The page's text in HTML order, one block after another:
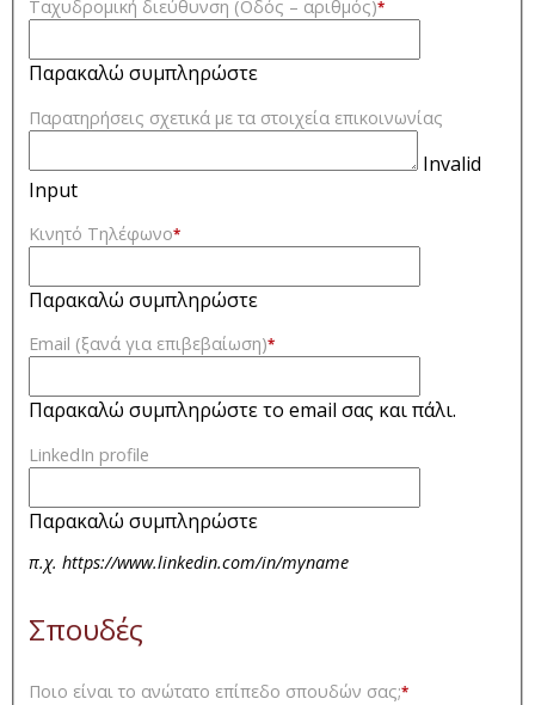
Ταχυδρομική διεύθυνση (Οδός – αριθμός)*
Παρακαλώ συμπληρώστε
Παρατηρήσεις σχετικά με τα στοιχεία επικοινωνίας
Invalid
Input
Κινητό Τηλέφωνο*
Παρακαλώ συμπληρώστε
Email (ξανά για επιβεβαίωση)*
Παρακαλώ συμπληρώστε το email σας και πάλι.
LinkedIn profile
Παρακαλώ συμπληρώστε
π.χ. https://www.linkedin.com/in/myname
Σπουδές
Ποιο είναι το ανώτατο επίπεδο σπουδών σας;*